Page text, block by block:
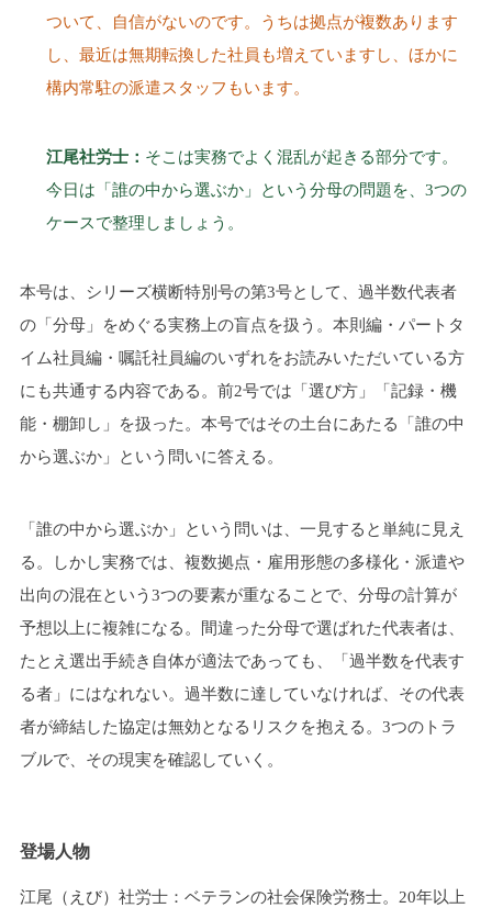
ついて、自信がないのです。うちは拠点が複数あります
し、最近は無期転換した社員も増えていますし、ほかに
構内常駐の派遣スタッフもいます。
江尾社労士： そこは実務でよく混乱が起きる部分です。
今日は「誰の中から選ぶか」という分母の問題を、3つの
ケースで整理しましょう。
本号は、シリーズ横断特別号の第3号として、過半数代表者
の「分母」をめぐる実務上の盲点を扱う。本則編・パートタ
イム社員編・嘱託社員編のいずれをお読みいただいている方
にも共通する内容である。前2号では「選び方」「記録・機
能・棚卸し」を扱った。本号ではその土台にあたる「誰の中
から選ぶか」という問いに答える。
「誰の中から選ぶか」という問いは、一見すると単純に見え
る。しかし実務では、複数拠点・雇用形態の多様化・派遣や
出向の混在という3つの要素が重なることで、分母の計算が
予想以上に複雑になる。間違った分母で選ばれた代表者は、
たとえ選出手続き自体が適法であっても、「過半数を代表す
る者」にはなれない。過半数に達していなければ、その代表
者が締結した協定は無効となるリスクを抱える。3つのトラ
ブルで、その現実を確認していく。
登場人物
江尾（えび）社労士：ベテランの社会保険労務士。20年以上